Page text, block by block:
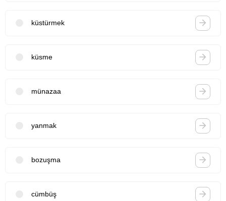
küstürmek
küsme
münazaa
yanmak
bozuşma
cümbüş